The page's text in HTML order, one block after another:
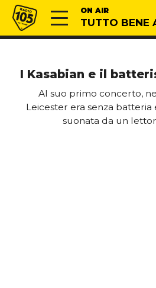
Vai al contenuto
Radio 105 ON AIR
TUTTO BENE
I Kasabian e il
Al suo primo concerto,
Leicester era senza batteria
suonata da un